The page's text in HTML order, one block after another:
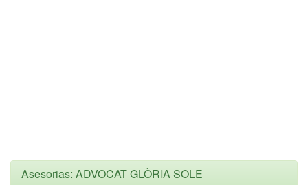
Asesorias: ADVOCAT GLÒRIA SOLE